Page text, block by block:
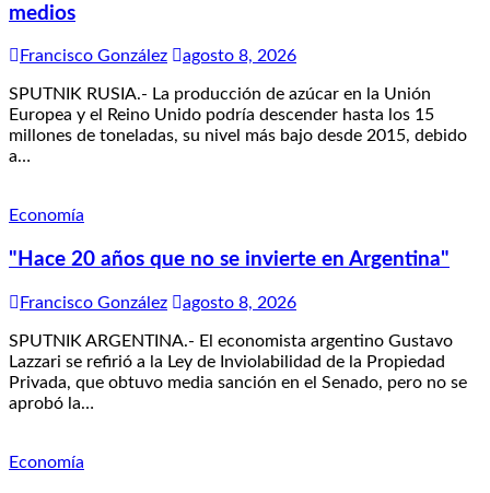
medios
Francisco González agosto 8, 2026
SPUTNIK RUSIA.- La producción de azúcar en la Unión
Europea y el Reino Unido podría descender hasta los 15
millones de toneladas, su nivel más bajo desde 2015, debido
a…
Economía
"Hace 20 años que no se invierte en Argentina"
Francisco González agosto 8, 2026
SPUTNIK ARGENTINA.- El economista argentino Gustavo
Lazzari se refirió a la Ley de Inviolabilidad de la Propiedad
Privada, que obtuvo media sanción en el Senado, pero no se
aprobó la…
Economía